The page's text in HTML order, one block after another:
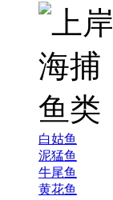
白姑鱼
泥猛鱼
牛尾鱼
黄花鱼